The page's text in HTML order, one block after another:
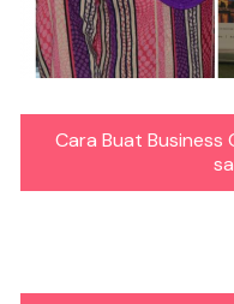
Cara Buat